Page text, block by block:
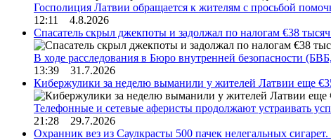
Госполиция Латвии обращается к жителям с просьбой
12:11 4.8.2026
Спасатель скрыл джекпоты и задолжал по налогам €38
В ходе расследования в Бюро внутренней безопасности
13:39 31.7.2026
Кибержулики за неделю выманили у жителей Латвии еще
Телефонные и сетевые аферисты продолжают устраивать
21:28 29.7.2026
Охранник вез из Саулкрасты 500 пачек нелегальных